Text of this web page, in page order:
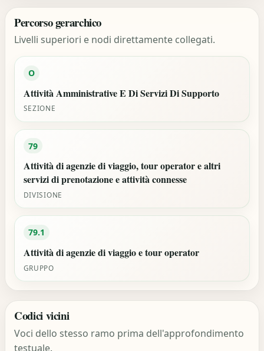
Percorso gerarchico
Livelli superiori e nodi direttamente collegati.
O
Attività Amministrative E Di Servizi Di Supporto
SEZIONE
79
Attività di agenzie di viaggio, tour operator e altri
servizi di prenotazione e attività connesse
DIVISIONE
79.1
Attività di agenzie di viaggio e tour operator
GRUPPO
Codici vicini
Voci dello stesso ramo prima dell'approfondimento
testuale.